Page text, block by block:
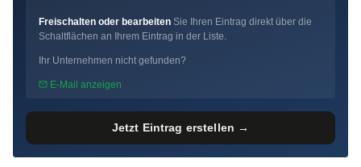
Freischalten oder bearbeiten Sie Ihren Eintrag direkt über die
Schaltflächen an Ihrem Eintrag in der Liste.
Ihr Unternehmen nicht gefunden?
E-Mail anzeigen
Jetzt Eintrag erstellen →